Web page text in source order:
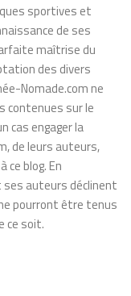
sportives et
de ses
maîtrise du
des divers
Nomade.com ne
contenues sur le
cas engager la
de leurs auteurs,
blog. En
ses auteurs déclinent
pourront être tenus
ce soit.